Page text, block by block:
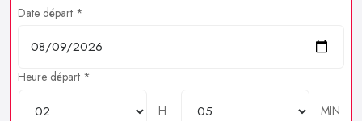
Date départ *
Heure départ *
H
MIN